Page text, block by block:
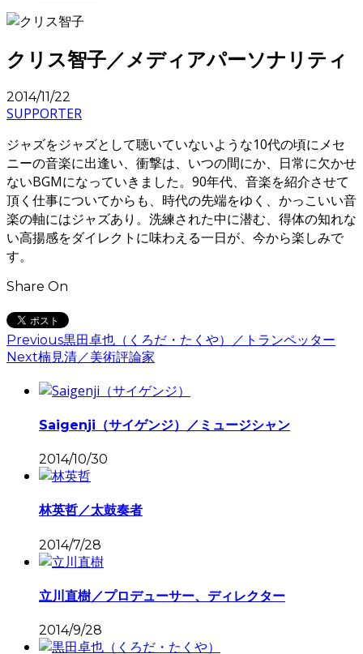
クリス智子／メディアパーソナリティ
2014/11/22
SUPPORTER
ジャズをジャズとして聴いていないような10代の頃にメセ
ニーの音楽に出逢い、衝撃は、いつの間にか、日常に欠かせ
ないBGMになっていきました。90年代、音楽を紹介させて
頂く仕事についてからも、時代の先端をゆく、かっこいい音
楽の軸にはジャズあり。洗練された中に潜む、得体の知れな
い高揚感をダイレクトに味わえる一日が、今から楽しみで
す。
Share On
Previous黒田卓也（くろだ・たくや）／トランペッター
Next楠見清／美術評論家
Saigenji（サイゲンジ）／ミュージシャン
2014/10/30
林英哲／太鼓奏者
2014/7/28
立川直樹／プロデューサー、ディレクター
2014/9/28